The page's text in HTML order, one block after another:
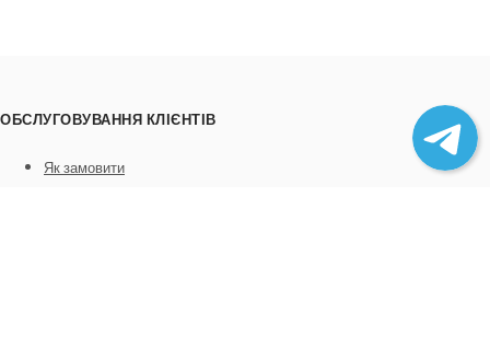
ОБСЛУГОВУВАННЯ КЛІЄНТІВ
Як замовити